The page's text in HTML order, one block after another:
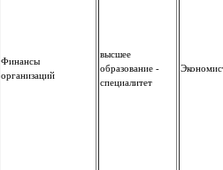
Финансы
организаций
высшее
образование -
специалитет